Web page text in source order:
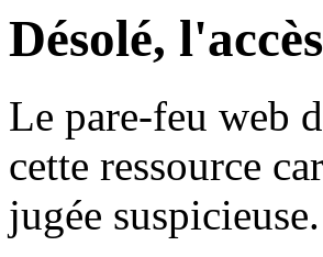
Désolé,
Le pare-feu web
cette ressource
jugée suspicieuse.